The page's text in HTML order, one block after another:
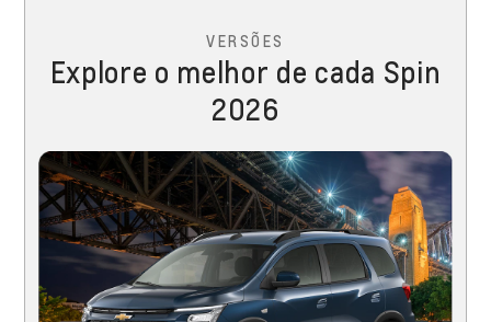
VERSÕES
Explore o melhor de cada Spin
2026